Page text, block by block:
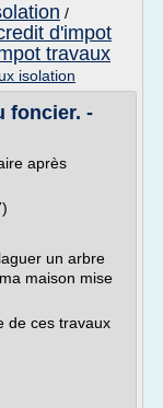
/
d'impot
travaux
isolation
foncier. -
après
un arbre
maison mise
de ces travaux